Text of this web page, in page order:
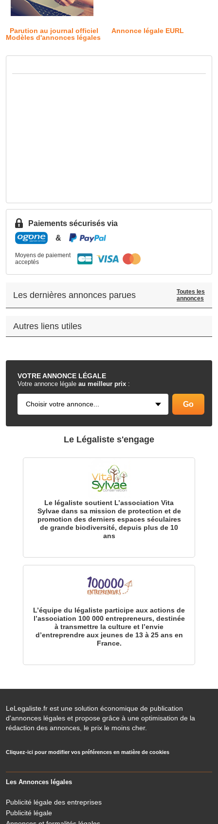
Parution au journal officiel
Annonce légale EURL
Modèles d'annonces légales
VOTREANNONCE LÉGALE
Votre annonce légale au meilleur prix :
Paiements sécurisés via
&
Moyens de paiement
acceptés
Les dernières annonces parues
Toutes les
annonces
Autres liens utiles
.
Le Légaliste s'engage
Le légaliste soutient L’association Vita
Sylvae dans sa mission de protection et de
promotion des derniers espaces séculaires
de grande biodiversité, depuis plus de 10
ans
L’équipe du légaliste participe aux actions de
l’association 100 000 entrepreneurs, destinée
à transmettre la culture et l’envie
d’entreprendre aux jeunes de 13 à 25 ans en
France.
LeLegaliste.fr est une solution économique de publication
d'annonces légales et propose grâce à une optimisation de la
rédaction des annonces, le prix le moins cher.
Cliquez-ici pour modifier vos préférences en matière de cookies
Les Annonces légales
Publicité légale des entreprises
Publicité légale